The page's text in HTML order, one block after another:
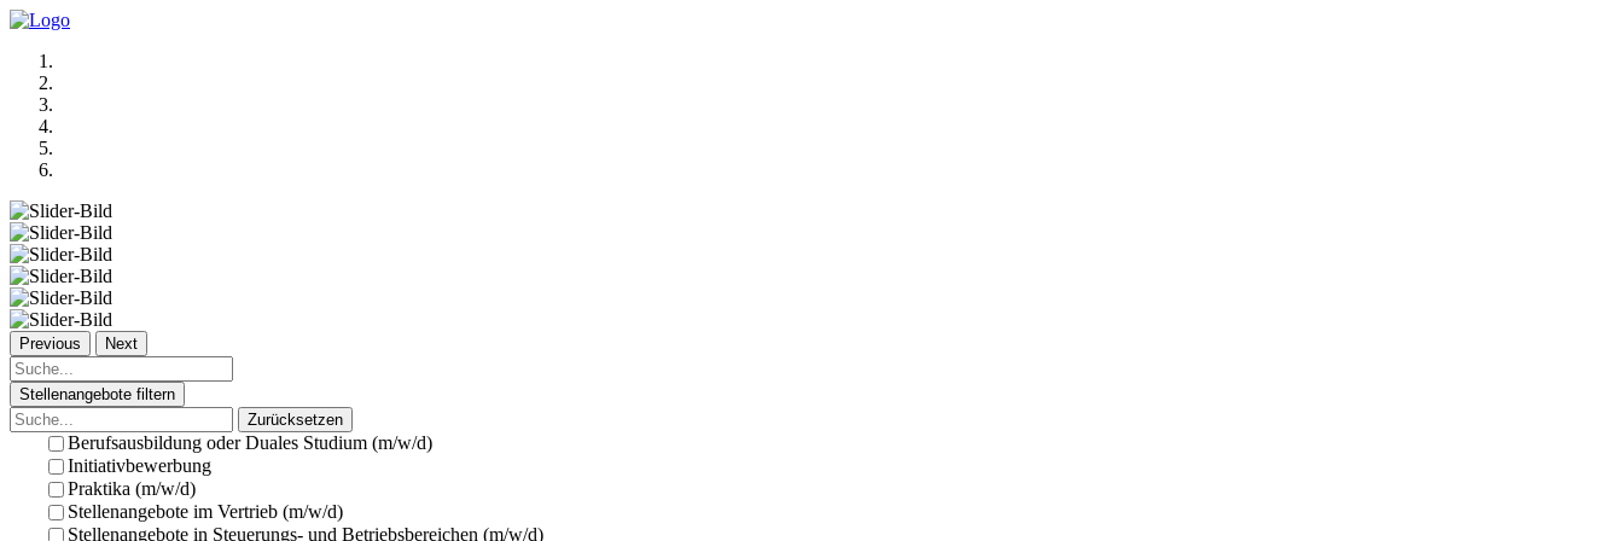
Previous Next
Stellenangebote filtern
Zurücksetzen
Berufsausbildung oder Duales Studium (m/w/d)
Initiativbewerbung
Praktika (m/w/d)
Stellenangebote im Vertrieb (m/w/d)
Stellenangebote in Steuerungs- und Betriebsbereichen (m/w/d)